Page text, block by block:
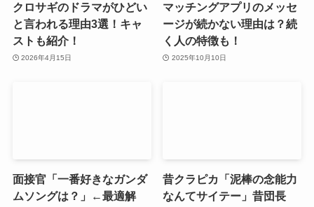
クロサギのドラマがひどい
と言われる理由3選！キャ
ストも紹介！
2026年4月15日
マッチングアプリのメッセ
ージが続かない理由は？続
く人の特徴も！
2025年10月10日
面接官「一番好きなガンダ
ムソングは？」←最適解
昔クラピカ「泥棒の念能力
なんてサイテー」昔団長